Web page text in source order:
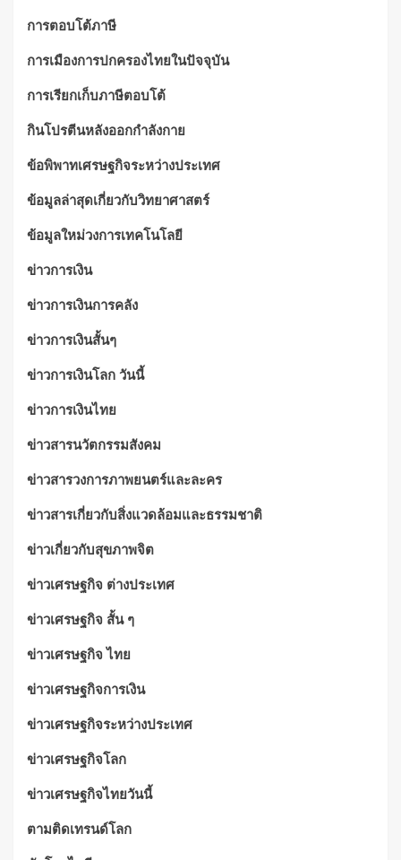
การตอบโต้ภาษี
การเมืองการปกครองไทยในปัจจุบัน
การเรียกเก็บภาษีตอบโต้
กินโปรตีนหลังออกกำลังกาย
ข้อพิพาทเศรษฐกิจระหว่างประเทศ
ข้อมูลล่าสุดเกี่ยวกับวิทยาศาสตร์
ข้อมูลใหม่วงการเทคโนโลยี
ข่าวการเงิน
ข่าวการเงินการคลัง
ข่าวการเงินสั้นๆ
ข่าวการเงินโลก วันนี้
ข่าวการเงินไทย
ข่าวสารนวัตกรรมสังคม
ข่าวสารวงการภาพยนตร์และละคร
ข่าวสารเกี่ยวกับสิ่งแวดล้อมและธรรมชาติ
ข่าวเกี่ยวกับสุขภาพจิต
ข่าวเศรษฐกิจ ต่างประเทศ
ข่าวเศรษฐกิจ สั้น ๆ
ข่าวเศรษฐกิจ ไทย
ข่าวเศรษฐกิจการเงิน
ข่าวเศรษฐกิจระหว่างประเทศ
ข่าวเศรษฐกิจโลก
ข่าวเศรษฐกิจไทยวันนี้
ตามติดเทรนด์โลก